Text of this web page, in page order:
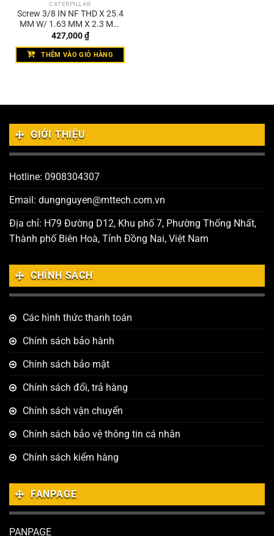
CATERPILLAR
Screw 3/8 IN NF THD X 25.4
MM W/ 1.63 MM X 2.3 MM
1934
427,000₫
THÊM VÀO GIỎ HÀNG
GIỚI THIỆU
Hotline: 0908304307
Email: dungnguyen@mttech.com.vn
Địa chỉ: H79 Đường D12, Khu phố 7, Phường Thống Nhất,
Thành phố Biên Hoà, Tỉnh Đồng Nai, Việt Nam
CHÍNH SÁCH
Các hình thức thanh toán
Chính sách bảo hành
Chính sách bảo mật
Chính sách đổi, trả hàng
Chính sách vận chuyển
Chính sách bảo vệ thông tin cá nhân
Chính sách kiểm hàng
FANPAGE
PANPAGE